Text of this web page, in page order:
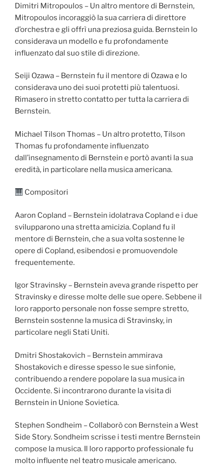
Dimitri Mitropoulos – Un altro mentore di Bernstein,
Mitropoulos incoraggiò la sua carriera di direttore
d’orchestra e gli offrì una preziosa guida. Bernstein lo
considerava un modello e fu profondamente
influenzato dal suo stile di direzione.
Seiji Ozawa – Bernstein fu il mentore di Ozawa e lo
considerava uno dei suoi protetti più talentuosi.
Rimasero in stretto contatto per tutta la carriera di
Bernstein.
Michael Tilson Thomas – Un altro protetto, Tilson
Thomas fu profondamente influenzato
dall’insegnamento di Bernstein e portò avanti la sua
eredità, in particolare nella musica americana.
Compositori
Aaron Copland – Bernstein idolatrava Copland e i due
svilupparono una stretta amicizia. Copland fu il
mentore di Bernstein, che a sua volta sostenne le
opere di Copland, esibendosi e promuovendole
frequentemente.
Igor Stravinsky – Bernstein aveva grande rispetto per
Stravinsky e diresse molte delle sue opere. Sebbene il
loro rapporto personale non fosse sempre stretto,
Bernstein sostenne la musica di Stravinsky, in
particolare negli Stati Uniti.
Dmitri Shostakovich – Bernstein ammirava
Shostakovich e diresse spesso le sue sinfonie,
contribuendo a rendere popolare la sua musica in
Occidente. Si incontrarono durante la visita di
Bernstein in Unione Sovietica.
Stephen Sondheim – Collaborò con Bernstein a West
Side Story. Sondheim scrisse i testi mentre Bernstein
compose la musica. Il loro rapporto professionale fu
molto influente nel teatro musicale americano.